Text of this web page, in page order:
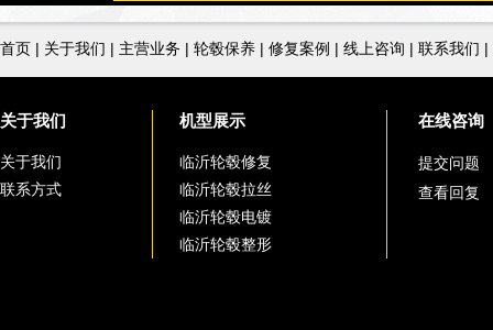
首页 | 关于我们 | 主营业务 | 轮毂保养 | 修复案例 | 线上咨询 | 联系我们 |
关于我们
关于我们
联系方式
机型展示
临沂轮毂修复
临沂轮毂拉丝
临沂轮毂电镀
临沂轮毂整形
在线咨询
提交问题
查看回复